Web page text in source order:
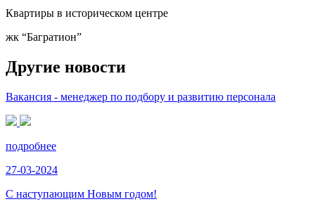
Квартиры в историческом центре
жк “Багратион”
Другие новости
Вакансия - менеджер по подбору и развитию персонала
подробнее
27-03-2024
С наступающим Новым годом!